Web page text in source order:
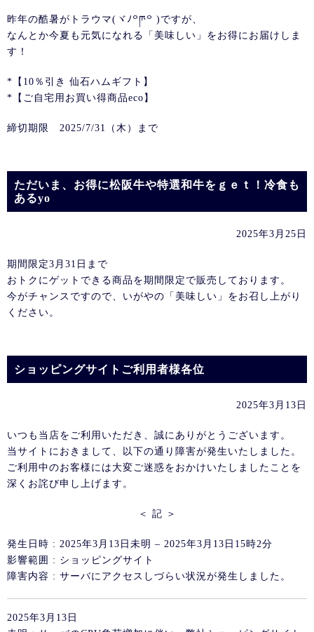
昨年の酷暑がトラウマ(ヾﾉ꒪ཫ꒪ )ですが、
なんとか今夏も元気になれる「美味しい」をお得にお届けしま
す！
*【10％引き 仙石ハムギフト】
*【ご自宅用お買い得商品eco】
締切期限 2025/7/31（木）まで
ただいま、お得に松阪牛や特選和牛をｇｅｔ！冷食も
あるyo
2025年3月25日
期間限定3月31日まで
おトクにゲットできる商品を期間限定で販売しております。
今がチャンスですので、いがやの「美味しい」をお召し上がり
ください。
ショッピングサイトご利用者様各位
2025年3月13日
いつも当店をご利用いただき、誠にありがとうございます。
当サイトにおきまして、以下の通り障害が発生いたしました。
ご利用中のお客様には大変ご迷惑をおかけいたしましたことを
深くお詫び申し上げます。
＜ 記 ＞
発生日時 : 2025年3月13日未明 – 2025年3月13日15時2分
影響範囲 : ショッピングサイト
障害内容 : サーバにアクセスしづらい状況が発生しました。
2025年3月13日